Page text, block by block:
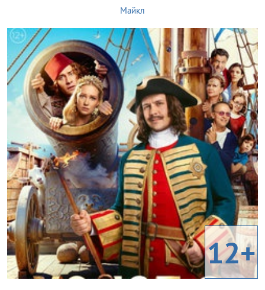
Майкл
12+